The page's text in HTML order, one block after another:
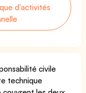
d'activités
civile
technique